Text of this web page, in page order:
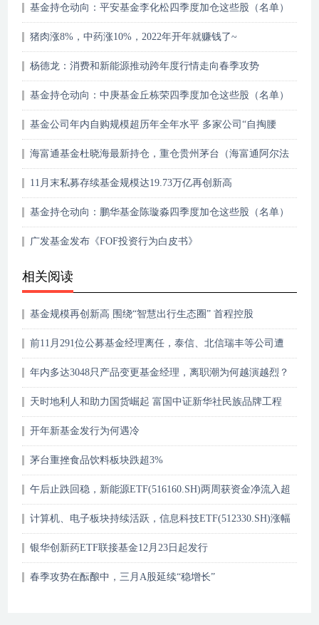
基金持仓动向：平安基金李化松四季度加仓这些股（名单）
猪肉涨8%，中药涨10%，2022年开年就赚钱了~
杨德龙：消费和新能源推动跨年度行情走向春季攻势
基金持仓动向：中庚基金丘栋荣四季度加仓这些股（名单）
基金公司年内自购规模超历年全年水平 多家公司“自掏腰
海富通基金杜晓海最新持仓，重仓贵州茅台（海富通阿尔法
11月末私募存续基金规模达19.73万亿再创新高
基金持仓动向：鹏华基金陈璇淼四季度加仓这些股（名单）
广发基金发布《FOF投资行为白皮书》
相关阅读
基金规模再创新高 围绕“智慧出行生态圈” 首程控股
前11月291位公募基金经理离任，泰信、北信瑞丰等公司遭
年内多达3048只产品变更基金经理，离职潮为何越演越烈？
天时地利人和助力国货崛起 富国中证新华社民族品牌工程
开年新基金发行为何遇冷
茅台重挫食品饮料板块跌超3%
午后止跌回稳，新能源ETF(516160.SH)两周获资金净流入超
计算机、电子板块持续活跃，信息科技ETF(512330.SH)涨幅
银华创新药ETF联接基金12月23日起发行
春季攻势在酝酿中，三月A股延续“稳增长”